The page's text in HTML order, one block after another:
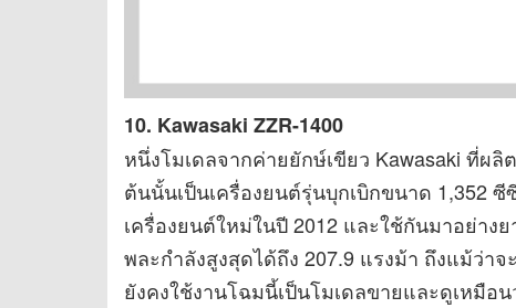
10. Kawasaki ZZR-1400
หนึ่งโมเดลจากค่ายยักษ์เขียว Kawasaki ที่ผ
ต้นนั้นเป็นเครื่องยนต์รุ่นบุกเบิกขนาด 1,352
เครื่องยนต์ใหม่ในปี 2012 และใช้กันมาอย่าง
พละกำลังสูงสุดได้ถึง 207.9 แรงม้า ถึงแม้ว่า
ยังคงใช้งานโฉมนี้เป็นโมเดลขายและดูเหมือ